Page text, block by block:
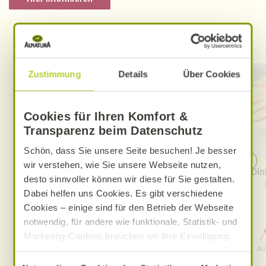
Zustimmung Details Über Cookies
Cookies für Ihren Komfort &
Transparenz beim Datenschutz
Schön, dass Sie unsere Seite besuchen! Je besser
wir verstehen, wie Sie unsere Webseite nutzen,
desto sinnvoller können wir diese für Sie gestalten.
Dabei helfen uns Cookies. Es gibt verschiedene
Cookies – einige sind für den Betrieb der Webseite
notwendig, für andere wie funktionale, Statistik- und
Marketing-Cookies brauchen wir Ihre Einwilligung.
Das optimale Nutzererlebnis erhalten Sie, wenn Sie
Entdecken Sie weitere Rezepte
Vanillepudding mit Kamille
0 Std. 15 Min.